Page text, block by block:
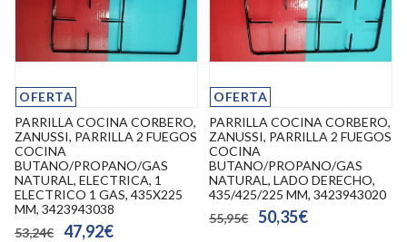
OFERTA
PARRILLA COCINA CORBERO,
ZANUSSI, PARRILLA 2 FUEGOS
COCINA
BUTANO/PROPANO/GAS
NATURAL, ELECTRICA, 1
ELECTRICO 1 GAS, 435X225
MM, 3423943038
53,24€
47,92€
OFERTA
PARRILLA COCINA CORBERO,
ZANUSSI, PARRILLA 2 FUEGOS
COCINA
BUTANO/PROPANO/GAS
NATURAL, LADO DERECHO,
435/425/225 MM, 3423943020
55,95€
50,35€